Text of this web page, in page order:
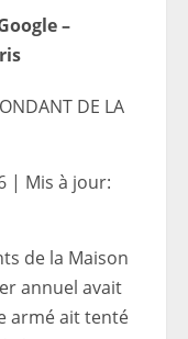
–
DE LA
| Mis à jour:
de la Maison
annuel avait
armé ait tenté